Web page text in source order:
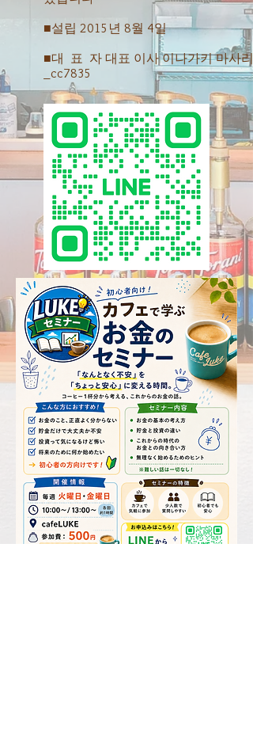
■설립 2015년 8월 4일
■대 표 자 대표 이사 이나가키 마사리
_cc7835